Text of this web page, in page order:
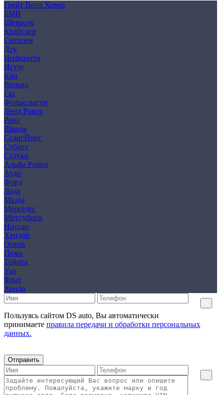
Грейт Волл Ховер
БМВ
Шевроле
Крайслер
Ситроен
Дэу
Инфинити
Исузу
Киа
Вольво
Газ
Фольксваген
Ленд Ровер
Рено
Шкода
СсангЙонг
Субару
Сузуки
Альфа Ромео
Ауди
Форд
Лада
Мазда
Мерседес
Митсубиси
Ниссан
Хендай
Опель
Пежо
Тойота
Уаз
Фиат
Хонда
Пользуясь сайтом DS auto, Вы автоматически
принимаете правила передачи и обработки персональных
данных.
Отправить